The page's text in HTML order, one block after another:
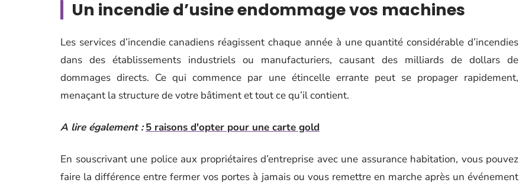
Un incendie d’usine endommage vos machines
Les services d’incendie canadiens réagissent chaque année à une quantité considérable d’incendies
dans des établissements industriels ou manufacturiers, causant des milliards de dollars de
dommages directs. Ce qui commence par une étincelle errante peut se propager rapidement,
menaçant la structure de votre bâtiment et tout ce qu’il contient.
A lire également : 5 raisons d'opter pour une carte gold
En souscrivant une police aux propriétaires d’entreprise avec une assurance habitation, vous pouvez
faire la différence entre fermer vos portes à jamais ou vous remettre en marche après un événement